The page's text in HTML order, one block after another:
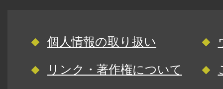
個人情報の取り扱い
リンク・著作権について